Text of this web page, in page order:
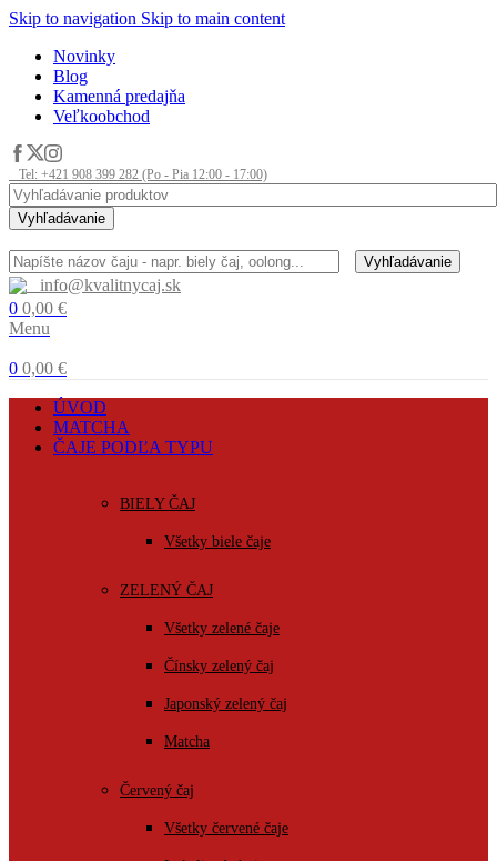
Skip to navigation Skip to main content
Novinky
Blog
Kamenná predajňa
Veľkoobchod
Tel: +421 908 399 282 (Po - Pia 12:00 - 17:00)
Vyhľadávanie
Vyhľadávanie
info@kvalitnycaj.sk
0 0,00 €
Menu
0 0,00 €
ÚVOD
MATCHA
ČAJE PODĽA TYPU
BIELY ČAJ
Všetky biele čaje
ZELENÝ ČAJ
Všetky zelené čaje
Čínsky zelený čaj
Japonský zelený čaj
Matcha
Červený čaj
Všetky červené čaje